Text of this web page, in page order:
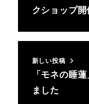
クショップ開
新しい投稿
「モネの睡
ました